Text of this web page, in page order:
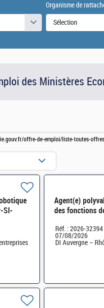
Organisme de
Sélection
des Ministères
offre-de-emploi/liste-toutes-
SI-
Agent(e)
des fonctions
manutention (H/
Réf. : 2026-32394
07/08/2026
DI Auvergne –